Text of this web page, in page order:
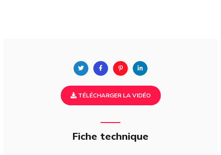
TÉLÉCHARGER LA VIDÉO
Fiche technique